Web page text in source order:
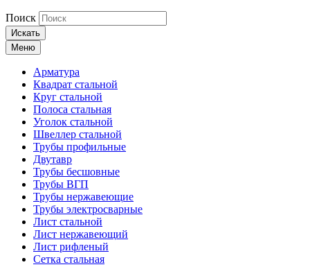
Поиск
Искать
Меню
Арматура
Квадрат стальной
Круг стальной
Полоса стальная
Уголок стальной
Швеллер стальной
Трубы профильные
Двутавр
Трубы бесшовные
Трубы ВГП
Трубы нержавеющие
Трубы электросварные
Лист стальной
Лист нержавеющий
Лист рифленый
Сетка стальная